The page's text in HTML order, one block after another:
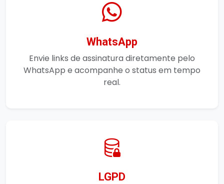
WhatsApp
Envie links de assinatura diretamente pelo
WhatsApp e acompanhe o status em tempo
real.
LGPD